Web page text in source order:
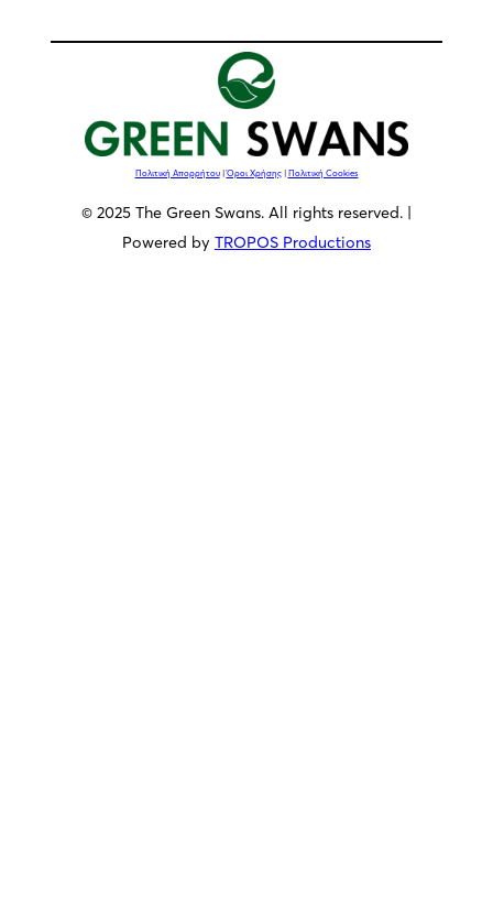
Πολιτική Απορρήτου|Όροι Χρήσης| Πολιτική Cookies
© 2025 The Green Swans. All rights reserved. |
Powered by TROPOS Productions